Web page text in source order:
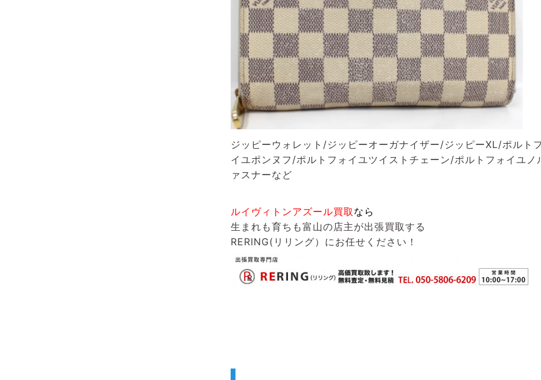
ジッピーウォレット/ジッピーオーガナイザー/ジッピーXL/ポル
イユポンヌフ/ポルトフォイユツイストチェーン/ポルトフォイユ
ァスナーなど
ルイヴィトンアズール買取 なら
生まれも育ちも富山の店主が出張買取する
RERING(リリング） にお任せください！